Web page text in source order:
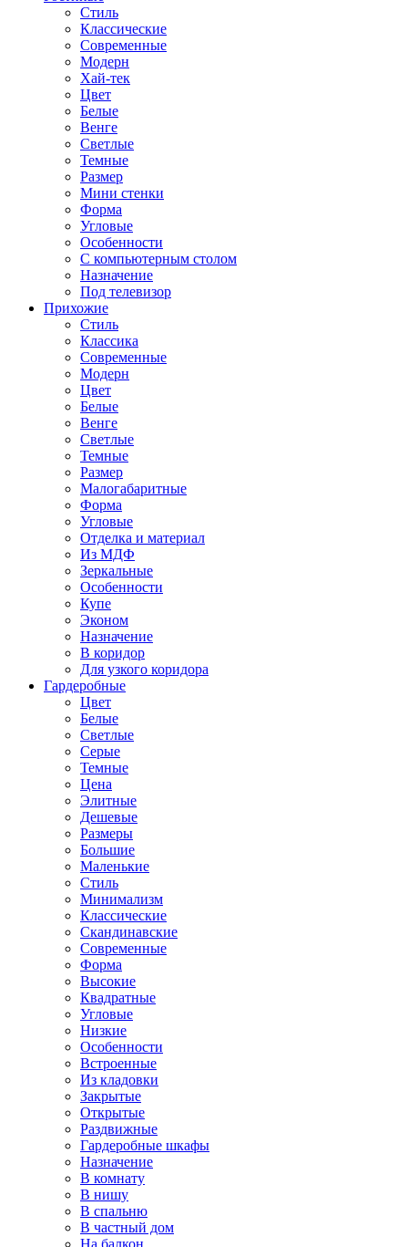
Стиль
Классические
Современные
Модерн
Хай-тек
Цвет
Белые
Венге
Светлые
Темные
Размер
Мини стенки
Форма
Угловые
Особенности
С компьютерным столом
Назначение
Под телевизор
Прихожие
Стиль
Классика
Современные
Модерн
Цвет
Белые
Венге
Светлые
Темные
Размер
Малогабаритные
Форма
Угловые
Отделка и материал
Из МДФ
Зеркальные
Особенности
Купе
Эконом
Назначение
В коридор
Для узкого коридора
Гардеробные
Цвет
Белые
Светлые
Серые
Темные
Цена
Элитные
Дешевые
Размеры
Большие
Маленькие
Стиль
Минимализм
Классические
Скандинавские
Современные
Форма
Высокие
Квадратные
Угловые
Низкие
Особенности
Встроенные
Из кладовки
Закрытые
Открытые
Раздвижные
Гардеробные шкафы
Назначение
В комнату
В нишу
В спальню
В частный дом
На балкон